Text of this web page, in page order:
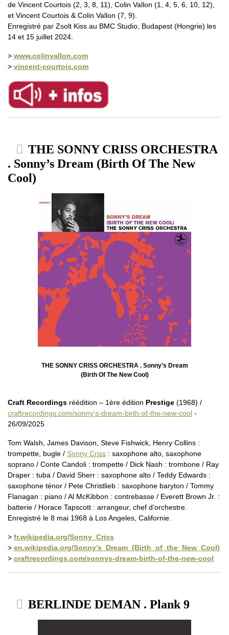
de Vincent Courtois (2, 3, 8, 11), Colin Vallon (1, 4, 5, 6, 10, 12),
et Vincent Courtois & Colin Vallon (7, 9).
Enregistré par Zsolt Kiss au BMC Studio, Budapest (Hongrie) les
14 et 15 juillet 2024.
> www.colinvallon.com
> vincent-courtois.com
THE SONNY CRISS ORCHESTRA
. Sonny’s Dream (Birth Of The New
Cool)
THE SONNY CRISS ORCHESTRA . Sonny’s Dream
(Birth Of The New Cool)
Craft Recordings réédition – 1ère édition Prestige (1968) /
craftrecordings.com/sonny’s-dream-birth-of-the-new-cool -
26/09/2025
Tom Walsh, James Davison, Steve Fishwick, Henry Collins :
trompette, bugle / Sonny Criss : saxophone alto, saxophone
soprano / Conte Candoli : trompette / Dick Nash : trombone / Ray
Draper : tuba / David Sherr : saxophone alto / Teddy Edwards :
saxophone ténor / Pete Christlieb : saxophone baryton / Tommy
Flanagan : piano / Al McKibbon : contrebasse / Everett Brown Jr. :
batterie / Horace Tapscott : arrangeur, chef d’orchestre.
Enregistré le 8 mai 1968 à Los Angeles, Californie.
> fr.wikipedia.org/Sonny_Criss
> en.wikipedia.org/Sonny’s_Dream_(Birth_of_the_New_Cool)
> craftrecordings.com/sonnys-dream-birth-of-the-new-cool
BERLINDE DEMAN . Plank 9